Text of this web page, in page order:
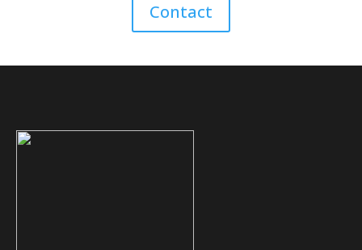
Contact